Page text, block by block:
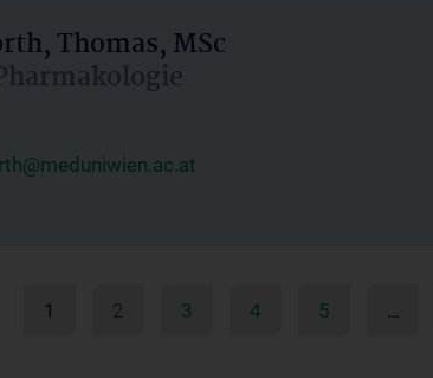
Thomas, MSc
1 2 3 4 5 …